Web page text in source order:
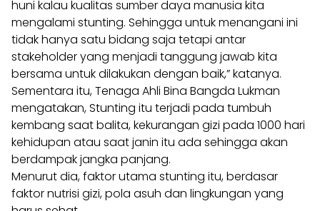
huni kalau kualitas sumber daya manusia kita
mengalami stunting. Sehingga untuk menangani ini
tidak hanya satu bidang saja tetapi antar
stakeholder yang menjadi tanggung jawab kita
bersama untuk dilakukan dengan baik,” katanya.
Sementara itu, Tenaga Ahli Bina Bangda Lukman
mengatakan, Stunting itu terjadi pada tumbuh
kembang saat balita, kekurangan gizi pada 1000 hari
kehidupan atau saat janin itu ada sehingga akan
berdampak jangka panjang.
Menurut dia, faktor utama stunting itu, berdasar
faktor nutrisi gizi, pola asuh dan lingkungan yang